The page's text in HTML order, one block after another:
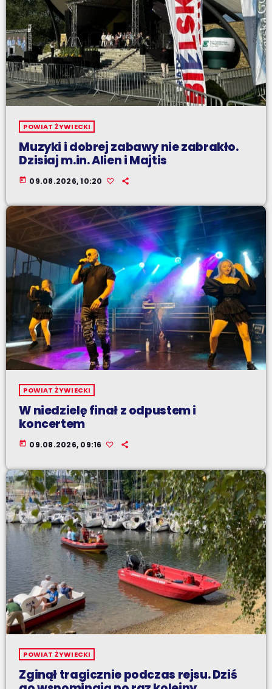
POWIAT ŻYWIECKI
Muzyki i dobrej zabawy nie zabrakło.
Dzisiaj m.in. Alien i Majtis
today 09.08.2026, 10:20
POWIAT ŻYWIECKI
W niedzielę finał z odpustem i
koncertem
today 09.08.2026, 09:16
POWIAT ŻYWIECKI
Zginął tragicznie podczas rejsu. Dziś